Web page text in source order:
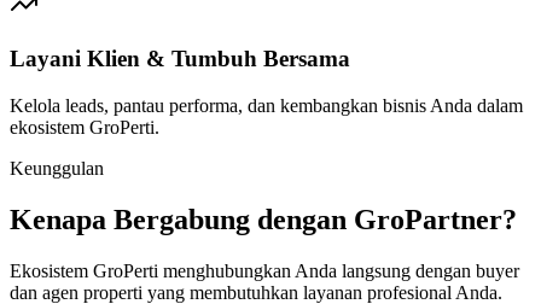
Layani Klien & Tumbuh Bersama
Kelola leads, pantau performa, dan kembangkan bisnis Anda dalam
ekosistem GroPerti.
Keunggulan
Kenapa Bergabung dengan GroPartner?
Ekosistem GroPerti menghubungkan Anda langsung dengan buyer
dan agen properti yang membutuhkan layanan profesional Anda.